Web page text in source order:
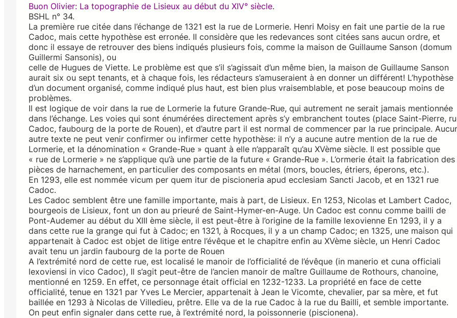
Buon Olivier: La topographie de Lisieux au début du XIV° siècle.
BSHL n° 34.
La première rue citée dans l’échange de 1321 est la rue de Lormerie. Henri Moisy en fait une partie de la rue
Cadoc, mais cette hypothèse est erronée. II considère que les redevances sont citées sans aucun ordre, et
donc il essaye de retrouver des biens indiqués plusieurs fois, comme la maison de Guillaume Sanson (domum
Guillermi Sansonis), ou
celle de Hugues de Viette. Le problème est que s’il s’agissait d’un même bien, la maison de Guillaume Sanson
aurait six ou sept tenants, et à chaque fois, les rédacteurs s’amuseraient à en donner un différent! L’hypothèse
d’un document organisé, comme indiqué plus haut, est bien plus vraisemblable, et pose beaucoup moins de
problèmes.
Il est logique de voir dans la rue de Lormerie la future Grande-Rue, qui autrement ne serait jamais mentionnée
dans l’échange. Les voies qui sont énumérées directement après s’y embranchent toutes (place Saint-Pierre,
Cadoc, faubourg de la porte de Rouen), et d’autre part il est normal de commencer par la rue principale.
autre texte ne peut venir confirmer ou infirmer cette hypothèse: il n’y a aucune autre mention de la rue de
Lormerie, et la dénomination « Grande-Rue » quant à elle n’apparaît qu’au XVème siècle. Il est possible que
« rue de Lormerie » ne s’applique qu’à une partie de la future « Grande-Rue ». L’ormerie était la fabrication des
pièces de harnachement, en particulier des composants en métal (mors, boucles, étriers, éperons, etc.).
En 1293, elle est nommée vicum per quem itur de piscioneria apud ecclesiam Sancti Jacob, et en 1321 rue
Cadoс.
Les Cadoc semblent être une famille importante, mais à part, de Lisieux. En 1253, Nicolas et Lambert Cadoc,
bourgeois de Lisieux, font un don au prieuré de Saint-Hymer-en-Auge. Un Cadoc est connu comme bailli de
Pont-Audemer au début du XIII ème siècle, il est peut-être à l’origine de la famille lexovienne En 1293, il y a
dans cette rue la grange qui fut à Cadoc; en 1321, à Rocques, il y a un champ Cadoc; en 1325, une maison qui
appartenait à Cadoc est objet de litige entre l’évêque et le chapitre enfin au XVème siècle, un Henri Cadoc
avait tenu un jardin faubourg de la porte de Rouen
A l’extrémité nord de cette rue, est localisé le manoir de l’officialité de l’évêque (in manerio et cuna officiali
lexoviensi in vico Cadoc), Il s’agit peut-être de l’ancien manoir de maître Guillaume de Rothours, chanoine,
mentionné en 1259. En effet, ce personnage était official en 1232-1233. La propriété en face de cette
officialité, tenue en 1321 par Yves Le Mercier, appartenait à Jean le Vicomte, chevalier, par sa mère, et fut
baillée en 1293 à Nicolas de Villedieu, prêtre. Elle va de la rue Cadoc à la rue du Bailli, et semble importante.
On peut enfin signaler dans cette rue, à l’extrémité nord, la poissonnerie (piscionena).